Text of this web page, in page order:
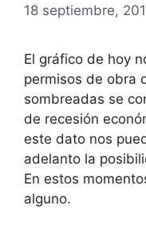
18 septiembre,
El gráfico de hoy
permisos de obra
sombreadas se
de recesión
este dato nos
adelanto la
En estos
alguno.